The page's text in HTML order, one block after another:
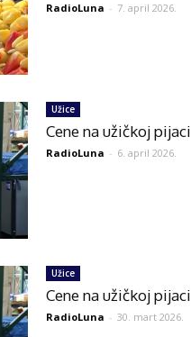
RadioLuna - 7. april 2026.
Užice
Cene na užičkoj pijaci
RadioLuna - 6. april 2026.
Užice
Cene na užičkoj pijaci
RadioLuna - 30. mart 2026.